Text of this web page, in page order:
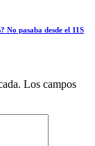
No pasaba desde el 11S
Los campos